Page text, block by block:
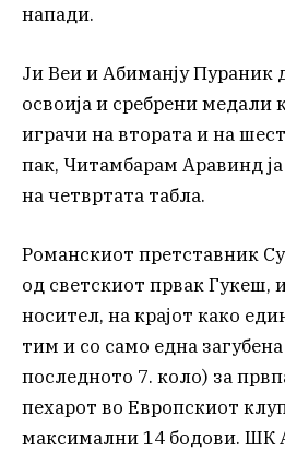
напади.
Ји Веи и Абиманју Пураник
освоија и сребрени медали
играчи на втората и на
пак, Читамбарам Аравинд
на четвртата табла.
Романскиот претставник
од светскиот првак Гукеш,
носител, на крајот како
тим и со само една
последното 7. коло) за
пехарот во Европскиот
максимални 14 бодови. ШК